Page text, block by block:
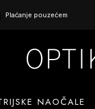
Plaćanje pouzećem
NAOČALE